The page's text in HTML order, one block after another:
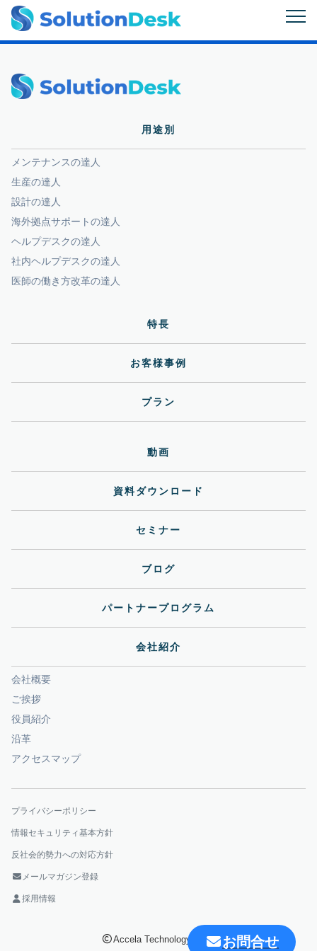
用途別
メンテナンスの達人
生産の達人
設計の達人
海外拠点サポートの達人
ヘルプデスクの達人
社内ヘルプデスクの達人
医師の働き方改革の達人
特長
お客様事例
プラン
動画
資料ダウンロード
セミナー
ブログ
パートナープログラム
会社紹介
会社概要
ご挨拶
役員紹介
沿革
アクセスマップ
プライバシーポリシー
情報セキュリティ基本方針
反社会的勢力への対応方針
メールマガジン登録
採用情報
Accela Technology Corp. お問合せ